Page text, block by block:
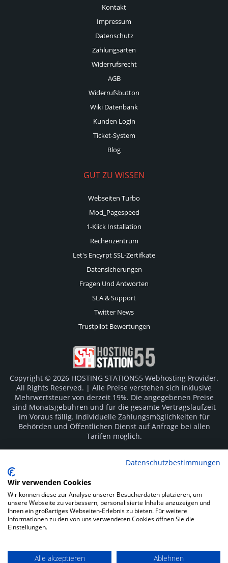
Kontakt
Impressum
Datenschutz
Zahlungsarten
Widerrufsrecht
AGB
Widerrufsbutton
Wiki Datenbank
Kunden Login
Ticket-System
Blog
GUT ZU WISSEN
Webseiten Turbo
Mod_Pagespeed
1-Klick Installation
Rechenzentrum
Let's Encyrpt SSL-Zertifkate
Datensicherungen
Fragen Und Antworten
SLA & Support
Twitter News
Trustpilot Bewertungen
Copyright © 2026 HOSTING STATION55 Webhosting Provider.
All Rights Reserved. | Alle Preise verstehen sich inklusive
Mehrwertsteuer von derzeit 19%. Die angegebenen Preise
sind Monatsgebühren und für die gesamte Vertragslaufzeit
im Voraus fällig. Individuelle Zahlungsmöglichkeiten für
Behörden und Öffentlichen Dienst auf Anfrage bei allen
Tarifen möglich.
Hersteller. Irrtümer vorbehalten.
SOCIAL MEDIA
Datenschutzbestimmungen
Wir verwenden Cookies
Wir können diese zur Analyse unserer Besucherdaten platzieren, um
unsere Webseite zu verbessern, personalisierte Inhalte anzuzeigen und
Ihnen ein großartiges Webseiten-Erlebnis zu bieten. Für weitere
Informationen zu den von uns verwendeten Cookies öffnen Sie die
Einstellungen.
Alle akzeptieren Ablehnen